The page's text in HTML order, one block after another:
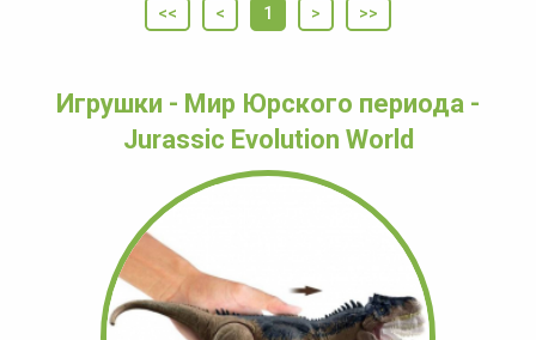
<< < 1 > >>
Игрушки - Мир Юрского периода -
Jurassic Evolution World